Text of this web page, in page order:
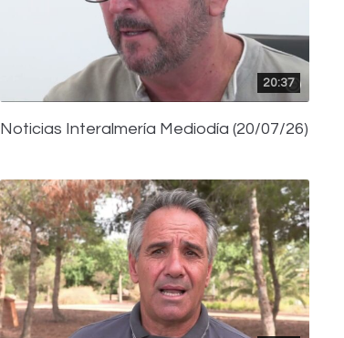
20:37
Noticias Interalmería Mediodía (20/07/26)